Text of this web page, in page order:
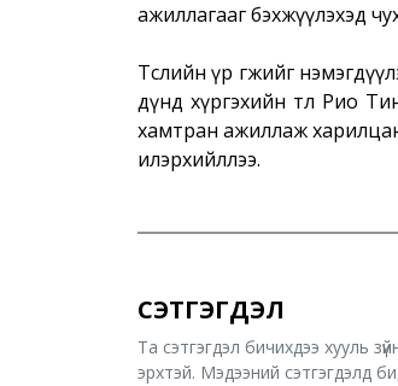
ажиллагааг бэхжүүлэхэд
Төслийн үр өгөөжийг
дүнд хүргэхийн төлөө Рио
хамтран ажиллаж харилцан
илэрхийллээ.
СЭТГЭГДЭЛ
Та сэтгэгдэл бичихдээ хууль
эрхтэй. Мэдээний сэтгэгдэлд